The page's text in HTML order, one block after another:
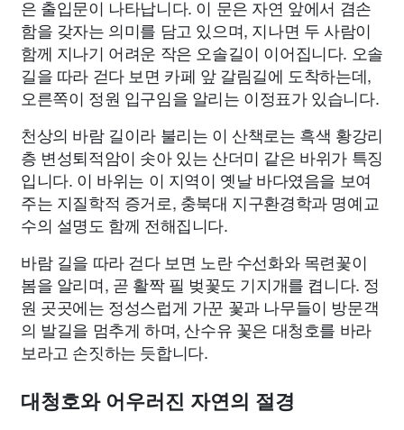
은 출입문이 나타납니다. 이 문은 자연 앞에서 겸손
함을 갖자는 의미를 담고 있으며, 지나면 두 사람이
함께 지나기 어려운 작은 오솔길이 이어집니다. 오솔
길을 따라 걷다 보면 카페 앞 갈림길에 도착하는데,
오른쪽이 정원 입구임을 알리는 이정표가 있습니다.
천상의 바람 길이라 불리는 이 산책로는 흑색 황강리
층 변성퇴적암이 솟아 있는 산더미 같은 바위가 특징
입니다. 이 바위는 이 지역이 옛날 바다였음을 보여
주는 지질학적 증거로, 충북대 지구환경학과 명예교
수의 설명도 함께 전해집니다.
바람 길을 따라 걷다 보면 노란 수선화와 목련꽃이
봄을 알리며, 곧 활짝 필 벚꽃도 기지개를 켭니다. 정
원 곳곳에는 정성스럽게 가꾼 꽃과 나무들이 방문객
의 발길을 멈추게 하며, 산수유 꽃은 대청호를 바라
보라고 손짓하는 듯합니다.
대청호와 어우러진 자연의 절경